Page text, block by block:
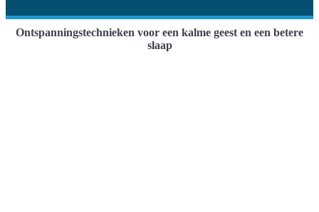
Ontspanningstechnieken voor een kalme geest en een betere
slaap